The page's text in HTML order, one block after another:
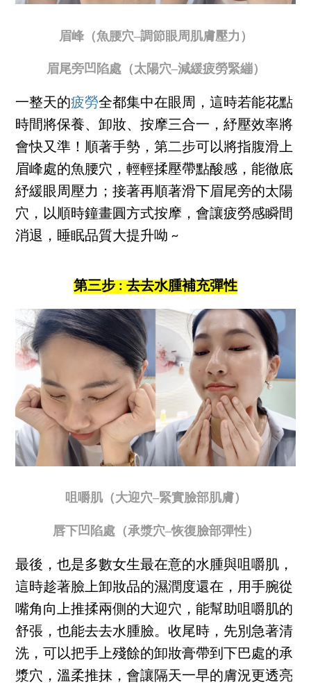
眉峰（魚腰穴–調節眼周肌膚壓力）
眉尾旁凹陷處（太陽穴–減緩疲勞緊繃）
一整天的疲勞全都集中在眼周，這時若能花點
時間將保養、卸妝、按摩三合一，紓壓效率將
會快又準！順著手勢，第二步可以將指腹滑上
眉峰處的魚腰穴，輕輕揉壓帶點酸感，能徹底
紓緩眼周壓力；接著再順著滑下眉尾旁的太陽
穴，以順時鐘畫圓方式按摩，會讓疲勞感瞬間
消退，睡眠品質大提升呦 ~
第三步 : 去去水腫補充彈性
咀嚼肌（大迎穴–緊實臉部肌膚）
唇下凹陷處（承漿穴–恢復臉部彈性）
最後，也是多數女生最在意的水腫與咀嚼肌，
這時趁著臉上卸妝品的濕潤度還在，用手腕從
嘴角向上推揉兩側的大迎穴，能幫助咀嚼肌的
舒張，也能去去水腫臉。收尾時，先別急著清
洗，可以把手上殘餘的卸妝膏帶到下巴處的承
漿穴，溫柔推抹，會讓隔天一早的膚況更透亮